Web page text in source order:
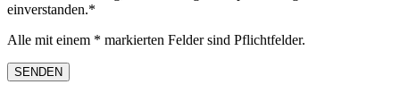
einverstanden.*
Alle mit einem * markierten Felder sind Pflichtfelder.